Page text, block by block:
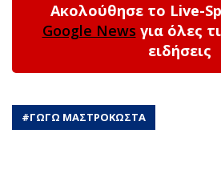
Ακολούθησε το Live-
Google News για όλες
ειδήσεις
#ΓΩΓΩ ΜΑΣΤΡΟΚΩΣΤΑ